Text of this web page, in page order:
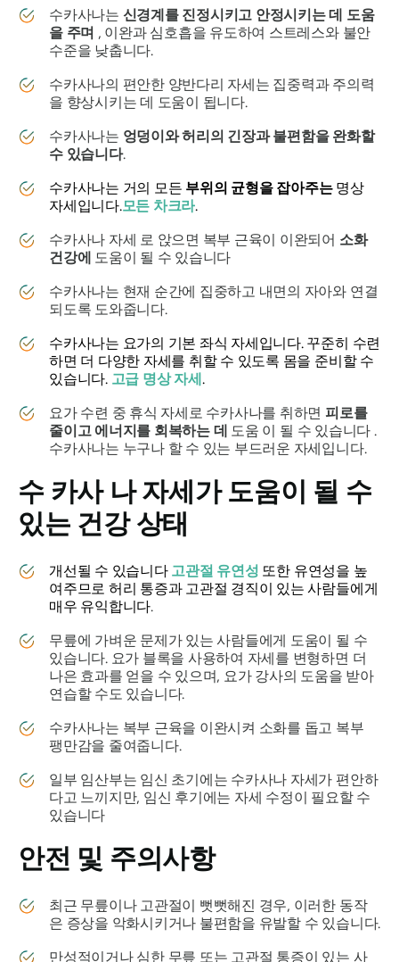
수카사나는 신경계를 진정시키고 안정시키는 데 도움
을 주며 , 이완과 심호흡을 유도하여 스트레스와 불안
수준을 낮춥니다.
수카사나의 편안한 양반다리 자세는 집중력과 주의력
을 향상시키는 데 도움이 됩니다.
수카사나는 엉덩이와 허리의 긴장과 불편함을 완화할
수 있습니다.
수카사나는 거의 모든 부위의 균형을 잡아주는명상
자세입니다.모든 차크라.
수카사나 자세 로 앉으면 복부 근육이 이완되어 소화
건강에 도움이 될 수 있습니다
수카사나는 현재 순간에 집중하고 내면의 자아와 연결
되도록 도와줍니다.
수카사나는 요가의 기본 좌식 자세입니다. 꾸준히 수련
하면 더 다양한 자세를 취할 수 있도록 몸을 준비할 수
있습니다. 고급 명상 자세.
요가 수련 중 휴식 자세로 수카사나를 취하면피로를
줄이고 에너지를 회복하는 데 도움 이 될 수 있습니다 .
수카사나는 누구나 할 수 있는 부드러운 자세입니다.
수 카사나 자세가 도움이 될 수
있는 건강 상태
개선될 수 있습니다 고관절 유연성 또한 유연성을 높
여주므로 허리 통증과 고관절 경직이 있는 사람들에게
매우 유익합니다.
무릎에 가벼운 문제가 있는 사람들에게 도움이 될 수
있습니다. 요가 블록을 사용하여 자세를 변형하면 더
나은 효과를 얻을 수 있으며, 요가 강사의 도움을 받아
연습할 수도 있습니다.
수카사나는 복부 근육을 이완시켜 소화를 돕고 복부
팽만감을 줄여줍니다.
일부 임산부는 임신 초기에는 수카사나 자세가 편안하
다고 느끼지만, 임신 후기에는 자세 수정이 필요할 수
있습니다
안전 및 주의사항
최근 무릎이나 고관절이 뻣뻣해진 경우, 이러한 동작
은 증상을 악화시키거나 불편함을 유발할 수 있습니다.
만성적이거나 심한 무릎 또는 고관절 통증이 있는 사